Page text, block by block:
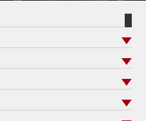
走行距離から探す
中古車から探す
よくあるご質問